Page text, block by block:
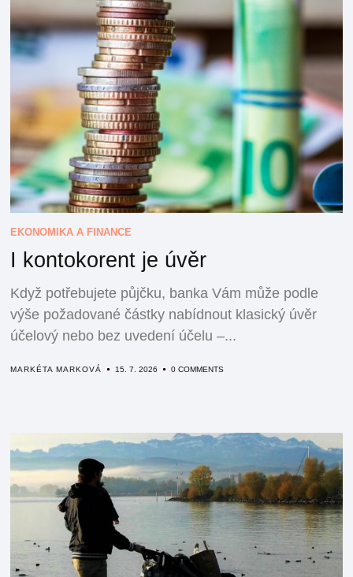
EKONOMIKA A FINANCE
I kontokorent je úvěr
Když potřebujete půjčku, banka Vám může podle
výše požadované částky nabídnout klasický úvěr
účelový nebo bez uvedení účelu –...
MARKÉTA MARKOVÁ 15. 7. 2026 0 COMMENTS